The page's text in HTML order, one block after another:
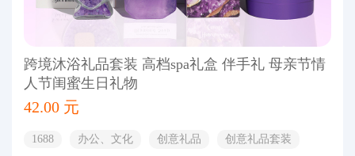
跨境沐浴礼品套装 高档spa礼盒 伴手礼 母亲节情
人节闺蜜生日礼物
42.00 元
1688 办公、文化 创意礼品
创意礼品套装